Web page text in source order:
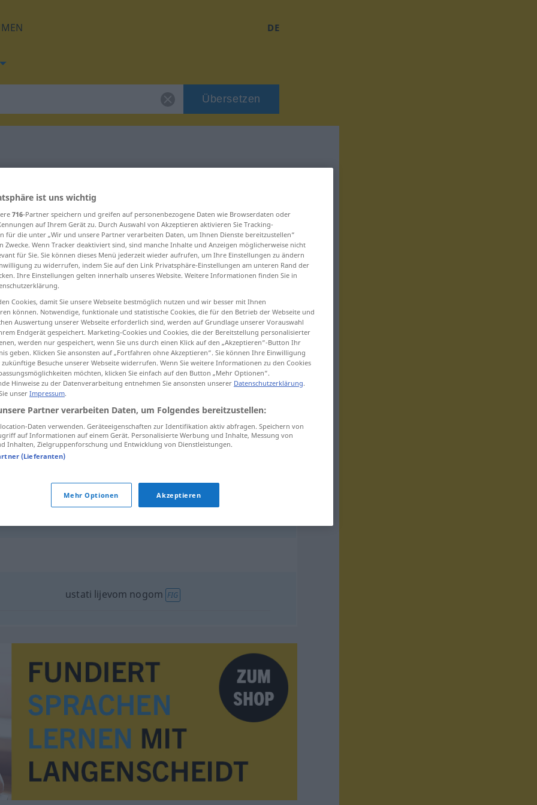
DE
Übersetzen
für "ustati"
AKK) ustati
ustatinalijevu nogu
ustatina oružje
ustati lijevom nogom FIG
ist uns wichtig
716-Partner speichern und greifen auf personenbezogene Daten wie Browserdaten oder
auf Ihrem Gerät zu. Durch Auswahl von Akzeptieren aktivieren Sie Tracking-
für die unter „Wir und unsere Partner verarbeiten Daten, um Ihnen Dienste bereitzustellen“
Zwecke. Wenn Tracker deaktiviert sind, sind manche Inhalte und Anzeigen möglicherweise nicht
für Sie. Sie können dieses Menü jederzeit wieder aufrufen, um Ihre Einstellungen zu ändern
zu widerrufen, indem Sie auf den Link Privatsphäre-Einstellungen am unteren Rand der
Ihre Einstellungen gelten innerhalb unseres Website. Weitere Informationen finden Sie in
Cookies, damit Sie unsere Webseite bestmöglich nutzen und wir besser mit Ihnen
können. Notwendige, funktionale und statistische Cookies, die für den Betrieb der Webseite und
Auswertung unserer Webseite erforderlich sind, werden auf Grundlage unserer Vorauswahl
Endgerät gespeichert. Marketing-Cookies und Cookies, die der Bereitstellung personalisierter
werden nur gespeichert, wenn Sie uns durch einen Klick auf den „Akzeptieren“-Button Ihr
geben. Klicken Sie ansonsten auf „Fortfahren ohne Akzeptieren“. Sie können Ihre Einwilligung
Besuche unserer Webseite widerrufen. Wenn Sie weitere Informationen zu den Cookies
möchten, klicken Sie einfach auf den Button „Mehr Optionen“.
Hinweise zu der Datenverarbeitung entnehmen Sie ansonsten unserer Datenschutzerklärung.
unser Impressum.
Partner verarbeiten Daten, um Folgendes bereitzustellen:
Daten verwenden. Geräteeigenschaften zur Identifikation aktiv abfragen. Speichern von
auf Informationen auf einem Gerät. Personalisierte Werbung und Inhalte, Messung von
Inhalten, Zielgruppenforschung und Entwicklung von Dienstleistungen.
(Lieferanten)
Mehr Optionen Akzeptieren